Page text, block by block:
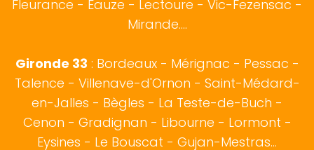
Fleurance - Eauze - Lectoure - Vic-Fezensac -
Mirande....
Gironde 33 : Bordeaux- Mérignac - Pessac -
Talence - Villenave-d'Ornon - Saint-Médard-
en-Jalles - Bègles - La Teste-de-Buch -
Cenon - Gradignan - Libourne - Lormont -
Eysines - Le Bouscat - Gujan-Mestras...